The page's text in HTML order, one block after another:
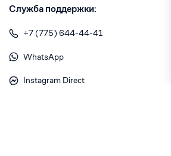
Служба поддержки:
+7 (775) 644-44-41
WhatsApp
Instagram Direct